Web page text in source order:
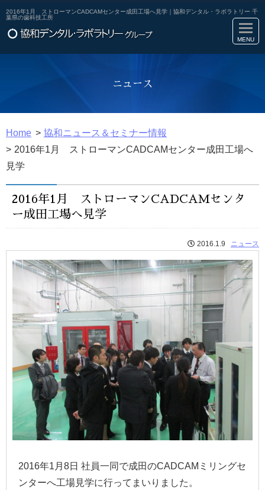
2016年1月 ストローマンCADCAMセンター成田工場へ見学｜協和デンタル・ラボラトリー 千
葉県の歯科技工所
ニュース
Home
協和ニュース＆セミナー情報
2016年1月 ストローマンCADCAMセンター成田工場へ
見学
2016年1月 ストローマンCADCAMセンタ
ー成田工場へ見学
2016.1.9 ニュース
2016年1月8日 社員一同で成田のCADCAMミリングセ
ンターへ工場見学に行ってまいりました。